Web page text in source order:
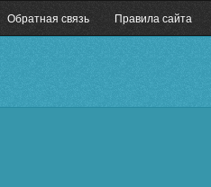
Обратная связь Правила сайта